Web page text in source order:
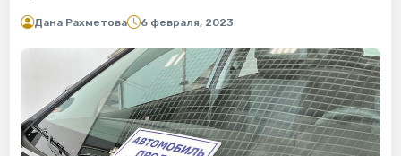
Дана Рахметова 6 февраля, 2023